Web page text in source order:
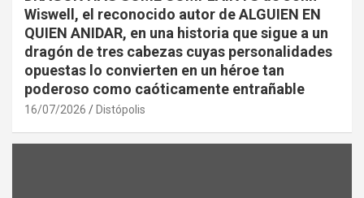
Wiswell, el reconocido autor de ALGUIEN EN
QUIEN ANIDAR, en una historia que sigue a un
dragón de tres cabezas cuyas personalidades
opuestas lo convierten en un héroe tan
poderoso como caóticamente entrañable
16/07/2026 Distópolis